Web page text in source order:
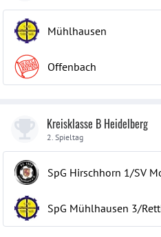
Mühlhausen
Offenbach
Kreisklasse B Heidelberg
2. Spieltag